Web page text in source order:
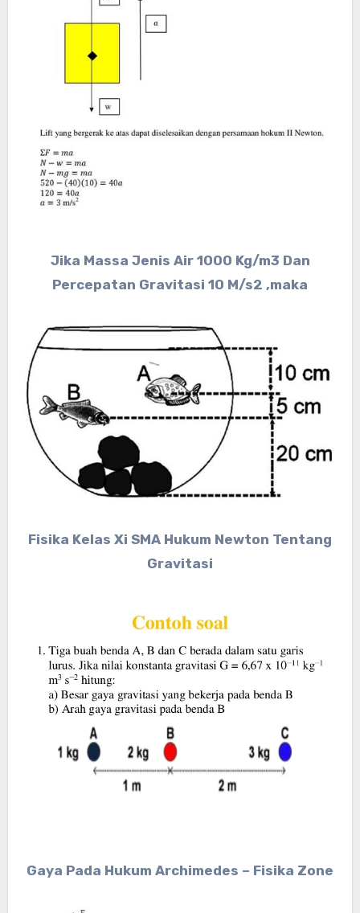
Jika Massa Jenis Air 1000 Kg/m3 Dan
Percepatan Gravitasi 10 M/s2 ,maka
Fisika Kelas Xi SMA Hukum Newton Tentang
Gravitasi
Gaya Pada Hukum Archimedes – Fisika Zone